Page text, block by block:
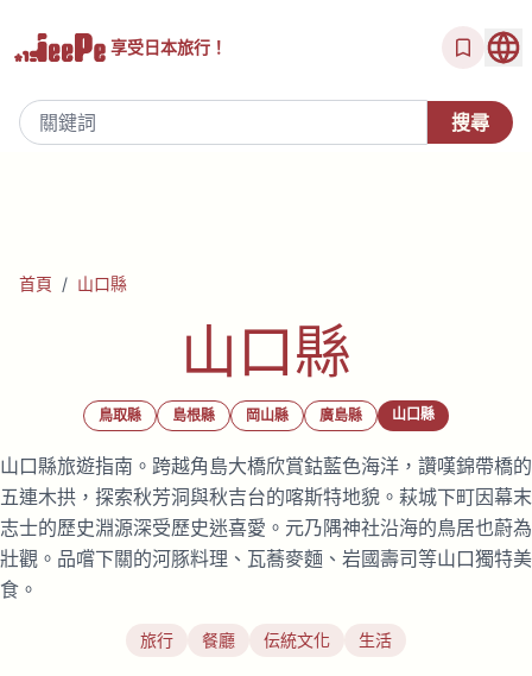
享受日本旅行！
首頁 / 山口縣
山口縣
鳥取縣 島根縣 岡山縣 廣島縣 山口縣
山口縣旅遊指南。跨越角島大橋欣賞鈷藍色海洋，讚嘆錦帶橋的
五連木拱，探索秋芳洞與秋吉台的喀斯特地貌。萩城下町因幕末
志士的歷史淵源深受歷史迷喜愛。元乃隅神社沿海的鳥居也蔚為
壯觀。品嚐下關的河豚料理、瓦蕎麥麵、岩國壽司等山口獨特美
食。
旅行 餐廳 伝統文化 生活